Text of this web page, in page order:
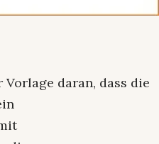
daran, dass die